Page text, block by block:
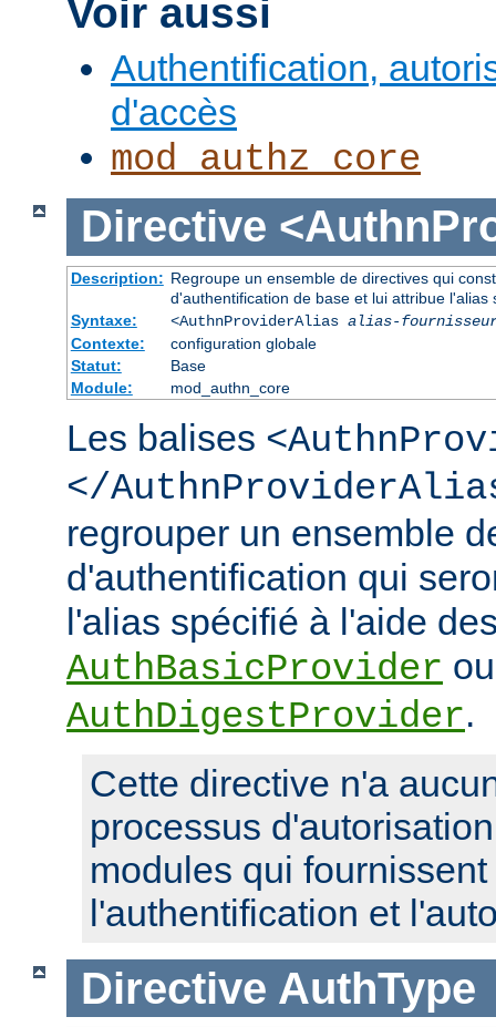
Voir aussi
Authentification,
d'accès
mod_authz_core
Directive
Description: Regroupe un ensemble de directives qui
d'authentification de base et lui attribue l'alias
Syntaxe:
<AuthnProviderAlias alias-
Contexte:
configuration globale
Statut:
Base
Module:
mod_authn_core
Les balises
</
regrouper un ensemble
d'authentification qui
l'alias spécifié à l'aide
AuthBasicProvider ou
AuthDigestProvider.
Cette directive n'a
processus
modules qui
l'authentification et
Directive AuthType